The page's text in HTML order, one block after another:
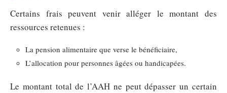
Certains frais peuvent venir alléger le montant des
ressources retenues :
La pension alimentaire que verse le bénéficiaire,
L’allocation pour personnes âgées ou handicapées.
Le montant total de l’AAH ne peut dépasser un certain